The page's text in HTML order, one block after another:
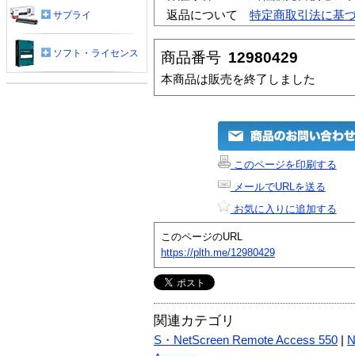
返品について
特定商取引法に基
商品番号 12980429
本商品は販売を終了しました
このページを印刷する
メールでURLを送る
お気に入りに追加する
このページのURL
https://plth.me/12980429
関連カテゴリ
S・NetScreen Remote Access 550
サプライ
ソフト・ライセンス